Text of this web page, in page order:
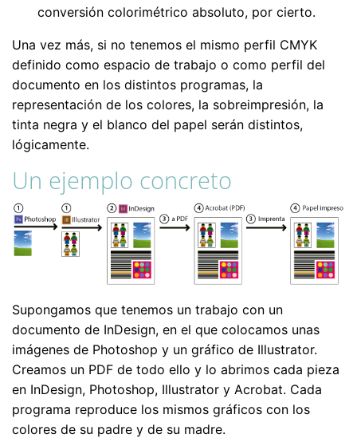
conversión colorimétrico absoluto, por cierto.
Una vez más, si no tenemos el mismo perfil CMYK
definido como espacio de trabajo o como perfil del
documento en los distintos programas, la
representación de los colores, la sobreimpresión, la
tinta negra y el blanco del papel serán distintos,
lógicamente.
Un ejemplo concreto
Supongamos que tenemos un trabajo con un
documento de InDesign, en el que colocamos unas
imágenes de Photoshop y un gráfico de Illustrator.
Creamos un PDF de todo ello y lo abrimos cada pieza
en InDesign, Photoshop, Illustrator y Acrobat. Cada
programa reproduce los mismos gráficos con los
colores de su padre y de su madre.